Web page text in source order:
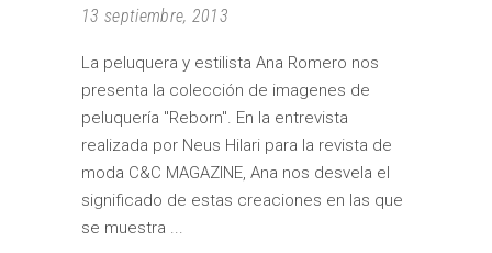
13 septiembre, 2013
La peluquera y estilista Ana Romero nos
presenta la colección de imagenes de
peluquería "Reborn". En la entrevista
realizada por Neus Hilari para la revista de
moda C&C MAGAZINE, Ana nos desvela el
significado de estas creaciones en las que
se muestra